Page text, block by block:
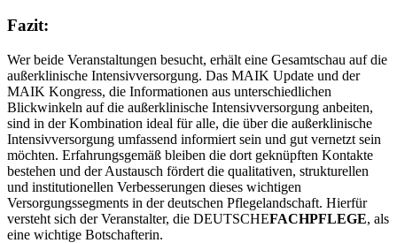
Fazit:
Wer beide Veranstaltungen besucht, erhält eine Gesamtschau auf die
außerklinische Intensivversorgung. Das MAIK Update und der
MAIK Kongress, die Informationen aus unterschiedlichen
Blickwinkeln auf die außerklinische Intensivversorgung anbeiten,
sind in der Kombination ideal für alle, die über die außerklinische
Intensivversorgung umfassend informiert sein und gut vernetzt sein
möchten. Erfahrungsgemäß bleiben die dort geknüpften Kontakte
bestehen und der Austausch fördert die qualitativen, strukturellen
und institutionellen Verbesserungen dieses wichtigen
Versorgungssegments in der deutschen Pflegelandschaft. Hierfür
versteht sich der Veranstalter, die DEUTSCHEFACHPFLEGE, als
eine wichtige Botschafterin.